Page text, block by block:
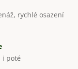
rychlé osazení
i poté